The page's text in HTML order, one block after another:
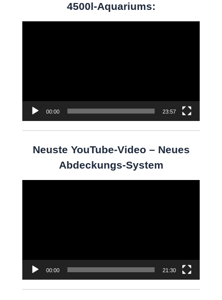
4500l-Aquariums:
00:00 23:57
Neuste YouTube-Video – Neues
Abdeckungs-System
00:00 21:30